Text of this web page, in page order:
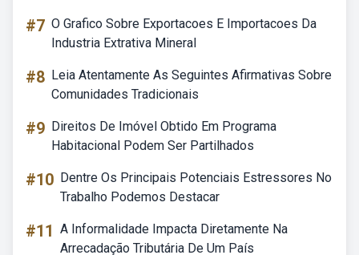
#7 O Grafico Sobre Exportacoes E Importacoes Da
Industria Extrativa Mineral
#8 Leia Atentamente As Seguintes Afirmativas Sobre
Comunidades Tradicionais
#9 Direitos De Imóvel Obtido Em Programa
Habitacional Podem Ser Partilhados
#10 Dentre Os Principais Potenciais Estressores No
Trabalho Podemos Destacar
#11 A Informalidade Impacta Diretamente Na
Arrecadação Tributária De Um País